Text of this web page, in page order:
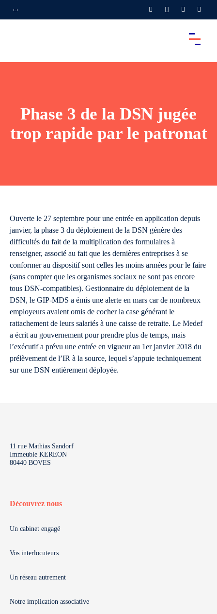
Phase 3 de la DSN jugée
trop rapide par le patronat
Ouverte le 27 septembre pour une entrée en application depuis
janvier, la phase 3 du déploiement de la DSN génère des
difficultés du fait de la multiplication des formulaires à
renseigner, associé au fait que les dernières entreprises à se
conformer au dispositif sont celles les moins armées pour le faire
(sans compter que les organismes sociaux ne sont pas encore
tous DSN-compatibles). Gestionnaire du déploiement de la
DSN, le GIP-MDS a émis une alerte en mars car de nombreux
employeurs avaient omis de cocher la case générant le
rattachement de leurs salariés à une caisse de retraite. Le Medef
a écrit au gouvernement pour prendre plus de temps, mais
l’exécutif a prévu une entrée en vigueur au 1er janvier 2018 du
prélèvement de l’IR à la source, lequel s’appuie techniquement
sur une DSN entièrement déployée.
11 rue Mathias Sandorf
Immeuble KEREON
80440 BOVES
Découvrez nous
Un cabinet engagé
Vos interlocuteurs
Un réseau autrement
Notre implication associative